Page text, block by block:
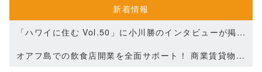
新着情報
「ハワイに住む Vol.50」に小川勝のインタビューが掲載されました(2022.8.22)
オアフ島での飲食店開業を全面サポート！ 商業賃貸物件のご紹介を開始します